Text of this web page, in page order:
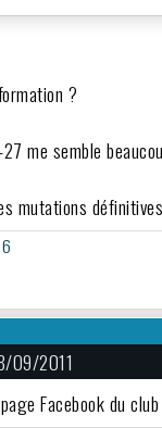
?
me semble
mutations
09/2011
Facebook du club